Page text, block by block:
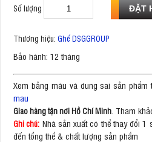
Số lượng
Thương hiệu: Ghế DSGGROUP
Bảo hành: 12 tháng
Xem bảng màu và dung sai sản phẩm
mau
Giao hàng tận nơi Hồ Chí Minh . Tham
Ghi chú: Nhà sản xuất có thể thay đổi
đến tổng thể & chất lượng sản phẩm